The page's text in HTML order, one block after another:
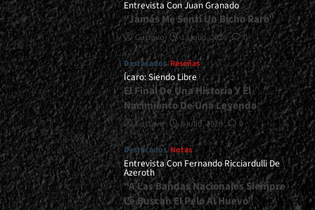
Entrevista Con Juan Granado
“Jamás Me Sentí Un Bicho Raro”
Gustavo 13 julio, 2026 0
Destacados Reseñas
Ícaro: Siendo Libre
El Final De Una Historia Y El
Nacimiento De Una Leyenda
Gustavo 8 julio, 2026 0
Destacados Notas
Entrevista Con Fernando Ricciardulli De
Azeroth
“A Las Bandas Nacionales Siempre
Le Buscan El Pelo Al Huevo”